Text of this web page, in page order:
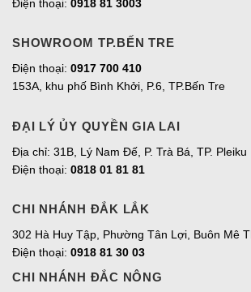
Điện thoại: 0918 81 3003
SHOWROOM TP.BẾN TRE
Điện thoại: 0917 700 410
153A, khu phố Bình Khởi, P.6, TP.Bến Tre
ĐẠI LÝ ỦY QUYỀN GIA LAI
Địa chỉ: 31B, Lý Nam Đế, P. Trà Bá, TP. Pleiku
Điện thoại: 0818 01 81 81
CHI NHÁNH ĐẮK LẮK
302 Hà Huy Tập, Phường Tân Lợi, Buôn Mê
Điện thoại: 0918 81 30 03
CHI NHÁNH ĐẮC NÔNG